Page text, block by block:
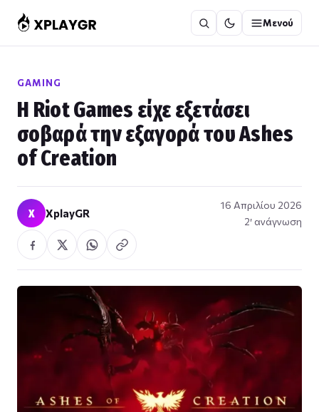
στο
περιεχόμενο
Μενού
GAMING
H Riot Games είχε εξετάσει
σοβαρά την εξαγορά του Ashes
of Creation
X XplayGR
16 Απριλίου 2026
2′ ανάγνωση